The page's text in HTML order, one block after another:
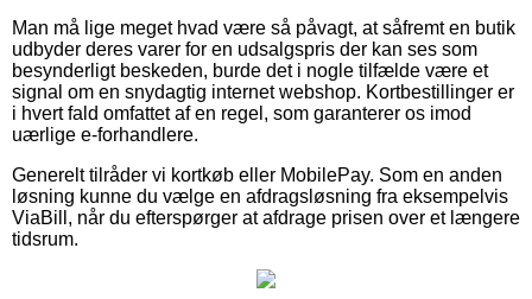
Man må lige meget hvad være så påvagt, at såfremt en butik
udbyder deres varer for en udsalgspris der kan ses som
besynderligt beskeden, burde det i nogle tilfælde være et
signal om en snydagtig internet webshop. Kortbestillinger er
i hvert fald omfattet af en regel, som garanterer os imod
uærlige e-forhandlere.
Generelt tilråder vi kortkøb eller MobilePay. Som en anden
løsning kunne du vælge en afdragsløsning fra eksempelvis
ViaBill, når du efterspørger at afdrage prisen over et længere
tidsrum.